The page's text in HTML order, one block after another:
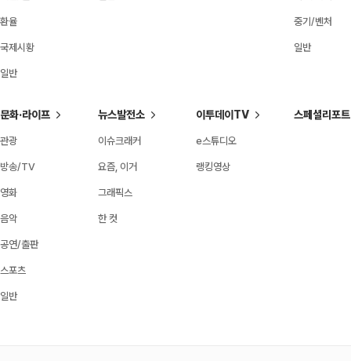
환율
국제시황
일반
중기/벤처
일반
문화·라이프
관광
방송/TV
영화
음악
공연/출판
스포츠
일반
뉴스발전소
이슈크래커
요즘, 이거
그래픽스
한 컷
이투데이TV
e스튜디오
랭킹영상
스페셜리포트